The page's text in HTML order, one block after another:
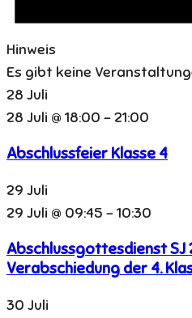
Hinweis
Es gibt keine
28 Juli
28 Juli @ 18:00 -21:00
Abschlussfeier Klasse 4
29 Juli
29 Juli @ 09:45 -10:30
Abschlussgottesdienst SJ
Verabschiedung der 4.
30 Juli